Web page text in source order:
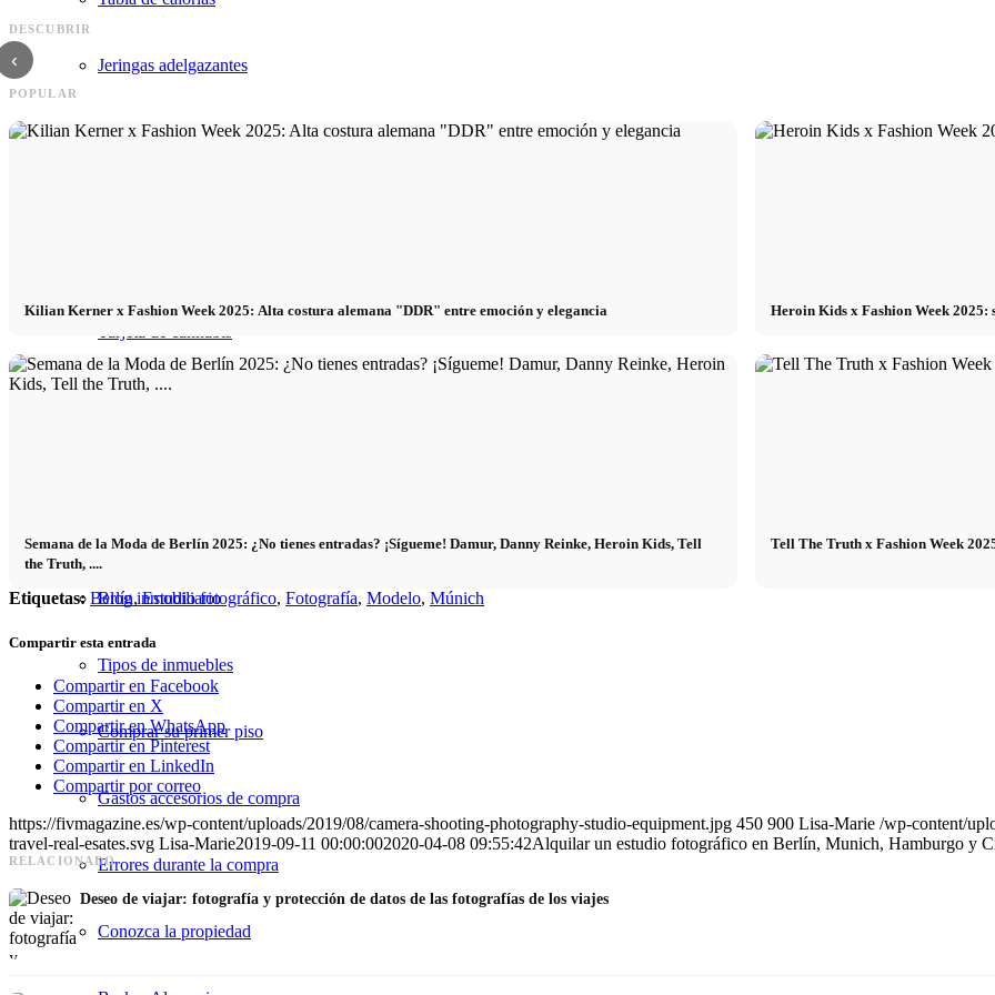
Jeringas adelgazantes
Cannabis
Tarjeta de cannabis
Noticias sobre el cannabis
Blog inmobiliario
Tipos de inmuebles
Comprar su primer piso
Gastos accesorios de compra
Errores durante la compra
Conozca la propiedad
DESCUBRIR
‹
cámara adecuada
POPULAR
Kilian Kerner x Fashion Week 2025: Alta costura alemana "DDR" entre emoción y elegancia Heroin Kids x Fashion Week
Semana de la Moda de Berlín 2025: ¿No tienes entradas? ¡Sígueme! Damur, Danny Reinke, Heroin Kids, Tell
the Truth, ....
Tell The Truth x Fashion Week
Etiquetas: Berlín,Estudio fotográfico, Fotografía, Modelo, Múnich
Compartir esta entrada
Compartir en Facebook
Compartir en X
Compartir en WhatsApp
Compartir en Pinterest
Compartir en LinkedIn
Compartir por correo
https://fivmagazine.es/wp-content/uploads/2019/08/camera-shooting-photography-studio-equipment.jpg 450 900 Lisa-Marie /wp-content/
travel-real-esates.svg Lisa-Marie2019-09-11 00:00:002020-04-08 09:55:42Alquilar un estudio fotográfico en Berlín, Munich, Hamburgo y
RELACIONADO
Deseo de viajar: fotografía y protección de datos de las fotografías de los viajes